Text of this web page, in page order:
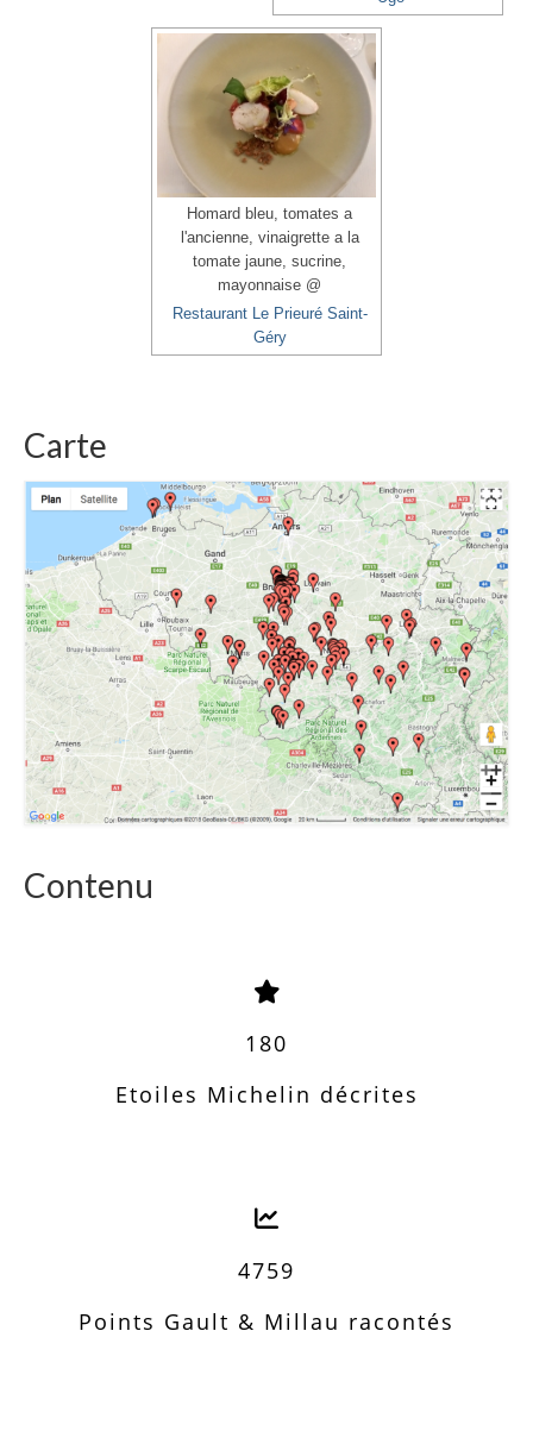
Homard bleu, tomates a
l'ancienne, vinaigrette a la
tomate jaune, sucrine,
mayonnaise @
Restaurant Le Prieuré Saint-
Géry
Carte
Contenu
180
Etoiles Michelin décrites
4759
Points Gault & Millau racontés